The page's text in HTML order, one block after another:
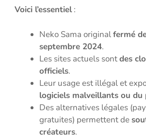
Voici l’essentiel:
Neko Sama originalfermé
septembre 2024.
Les sites actuels sontdes
officiels.
Leur usage est illégal et
logiciels malveillants ou du
Des alternatives légales
gratuites) permettent de
créateurs.